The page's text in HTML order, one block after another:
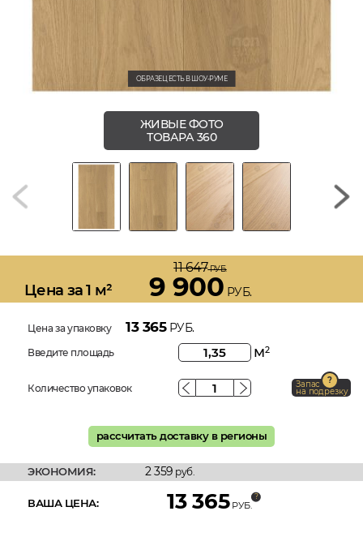
ОБРАЗЕЦ ЕСТЬ В ШОУ-РУМЕ
ЖИВЫЕ ФОТО
ТОВАРА 360
Цена за 1 м²
11 647РУБ.
9 900 РУБ.
Цена за упаковку 13 365РУБ.
Введите площадь м2
Количество упаковок Запас
на подрезку
рассчитать доставку в регионы
ЭКОНОМИЯ: 2 359 руб.
ВАША ЦЕНА: 13 365 РУБ.